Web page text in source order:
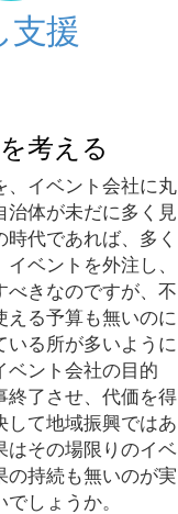
支援
考える
、イベント会社に丸
治体が未だに多く見
代であれば、多く
ベントを外注し、
べきなのですが、不
える予算も無いのに
いる所が多いように
ベント会社の目的
終了させ、代価を得
して地域振興ではあ
はその場限りのイベ
の持続も無いのが実
しょうか。